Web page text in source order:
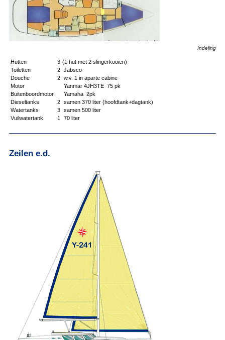
Indeling
Hutten 3 (1 hut met 2 slingerkooien)
Toiletten
2 Jabsco
Douche
2 w.v. 1 in aparte cabine
Motor
Yanmar 4JH3TE 75 pk
Buitenboordmotor
Yamaha 2pk
Dieseltanks
2 samen 370 liter (hoofdtank+dagtank)
Watertanks
3 samen 500 liter
Vuilwatertank
1 70 liter
Zeilen e.d.